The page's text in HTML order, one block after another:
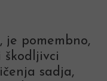
je pomembno,
škodljivci
sadja,